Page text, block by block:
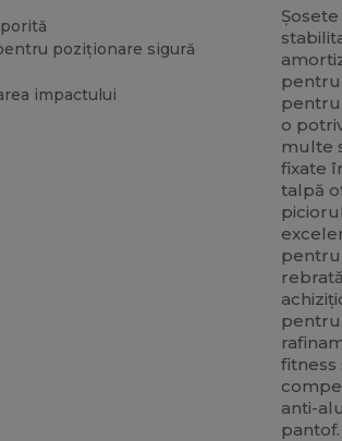
poziționare sigură
impactului
pentru
pentru
o
multe
fixate
talpă
pentru
pentru
fitness
anti-
pantof.